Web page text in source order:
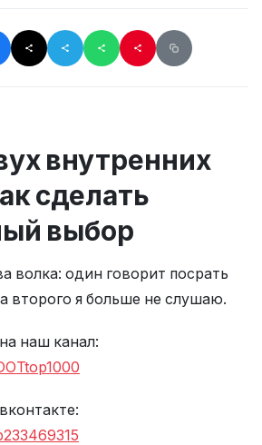
внутренних
сделать
выбор
волка: один говорит посрать
второго я больше не слушаю.
наш канал: